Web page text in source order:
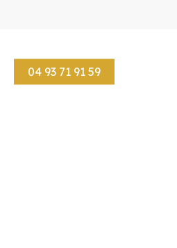
04 93 71 91 59